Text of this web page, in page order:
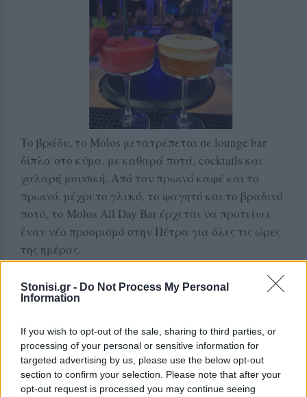
Stonisi.gr - Do Not Process My Personal
Information
If you wish to opt-out of the sale, sharing to third parties, or
processing of your personal or sensitive information for
targeted advertising by us, please use the below opt-out
section to confirm your selection. Please note that after your
opt-out request is processed you may continue seeing
Το βράδυ, το Molos μετατρέπεται σε lounge bar
δίπλα στο κύμα, με καθαρά ποτά, cocktails και
χαλαρή μουσική. Από τον πρωινό καφέ και το
πρωινό, μέχρι το γλυκό, το φαγητό και το βραδινό
ποτό, το Molos All Day Bar έρχεται να προτείνει
έναν νέο προορισμό στην Πέτρα για όλες τις ώρες
της ημέρας.